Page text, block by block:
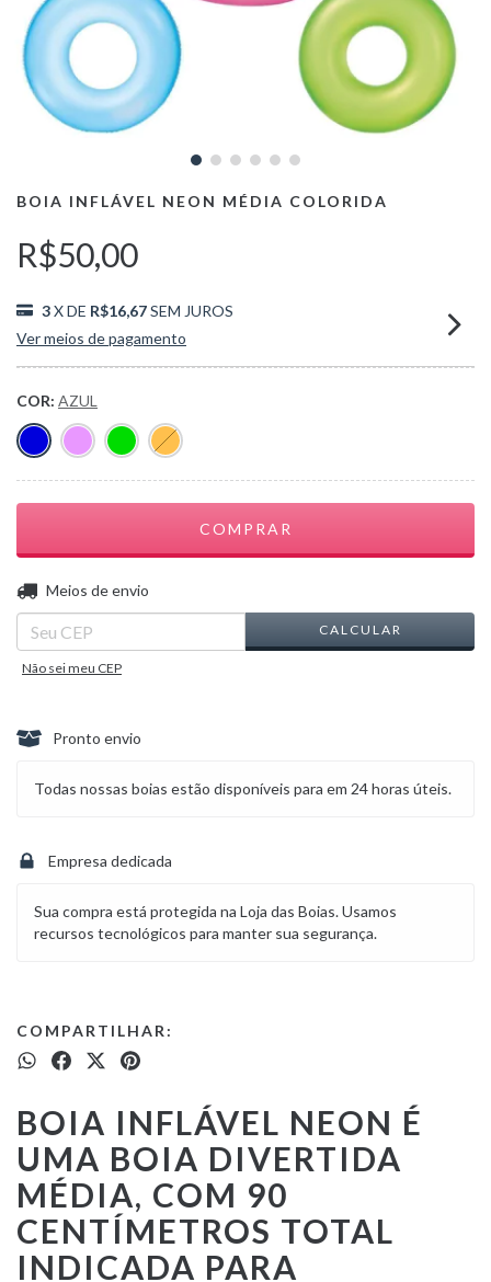
BOIA INFLÁVEL NEON MÉDIA COLORIDA
R$50,00
3X DE R$16,67SEM JUROS
Ver meios de pagamento
COR: AZUL
Entregas para o CEP:
Meios de envio
CALCULAR
Não sei meu CEP
Pronto envio
Todas nossas boias estão disponíveis para em 24 horas úteis.
Empresa dedicada
Sua compra está protegida na Loja das Boias. Usamos
recursos tecnológicos para manter sua segurança.
COMPARTILHAR:
BOIA INFLÁVEL NEON É
UMA BOIA DIVERTIDA
MÉDIA, COM 90
CENTÍMETROS TOTAL
INDICADA PARA